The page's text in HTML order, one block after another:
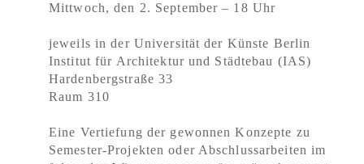
Mittwoch, den 2. September – 18 Uhr
jeweils in der Universität der Künste Berlin
Institut für Architektur und Städtebau (IAS)
Hardenbergstraße 33
Raum 310
Eine Vertiefung der gewonnen Konzepte zu
Semester-Projekten oder Abschlussarbeiten im